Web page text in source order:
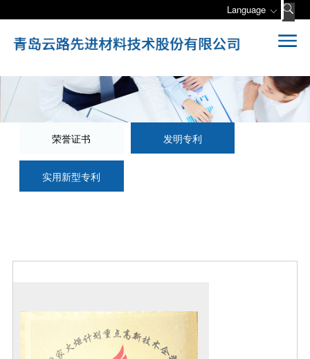
Language
荣誉证书 发明专利
实用新型专利